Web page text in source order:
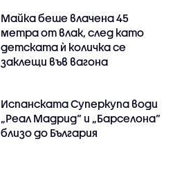
Майка беше влачена 45
метра от влак, след като
детската ѝ количка се
заклещи във вагона
Испанската Суперкупа води
„Реал Мадрид“ и „Барселона“
близо до България